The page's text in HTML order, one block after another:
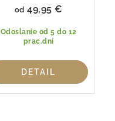
Odoslanie od 5 do 12
prac.dní
od 49,95 €
DETAIL